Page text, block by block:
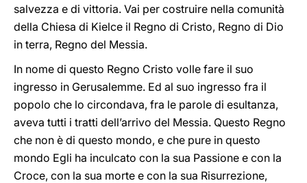
salvezza e di vittoria. Vai per costruire nella comunità
della Chiesa di Kielce il Regno di Cristo, Regno di Dio
in terra, Regno del Messia.
In nome di questo Regno Cristo volle fare il suo
ingresso in Gerusalemme. Ed al suo ingresso fra il
popolo che lo circondava, fra le parole di esultanza,
aveva tutti i tratti dell’arrivo del Messia. Questo Regno
che non è di questo mondo, e che pure in questo
mondo Egli ha inculcato con la sua Passione e con la
Croce, con la sua morte e con la sua Risurrezione,